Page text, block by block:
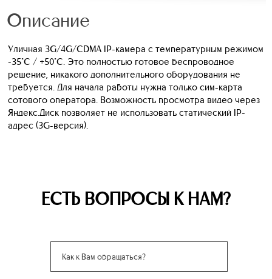
Описание
Уличная 3G/4G/CDMA IP-камера с температурным режимом
-35°С / +50°С. Это полностью готовое беспроводное
решение, никакого дополнительного оборудования не
требуется. Для начала работы нужна только сим-карта
сотового оператора. Возможность просмотра видео через
Яндекс.Диск позволяет не использовать статический IP-
адрес (3G-версия).
ЕСТЬ ВОПРОСЫ К НАМ?